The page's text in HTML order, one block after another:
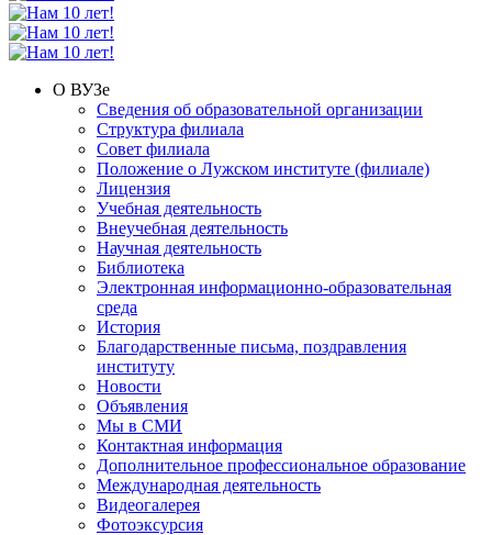
О ВУЗе
Сведения об образовательной организации
Структура филиала
Совет филиала
Положение о Лужском институте (филиале)
Лицензия
Учебная деятельность
Внеучебная деятельность
Научная деятельность
Библиотека
Электронная информационно-образовательная
среда
История
Благодарственные письма, поздравления
институту
Новости
Объявления
Мы в СМИ
Контактная информация
Дополнительное профессиональное образование
Международная деятельность
Видеогалерея
Фотоэксурсия